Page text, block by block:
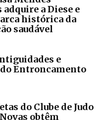
adquire a Diese e
histórica da
saudável
e
Entroncamento
do Clube de Judo
obtêm